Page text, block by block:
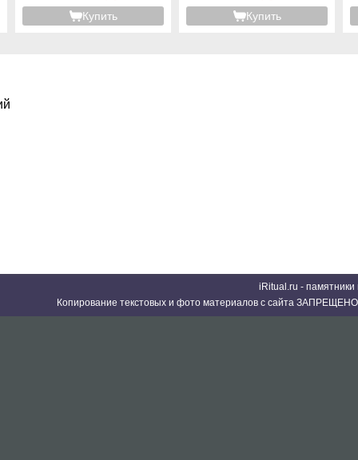
Купить Купить
iRitual.ru -
Копирование текстовых и фото материалов с сайта